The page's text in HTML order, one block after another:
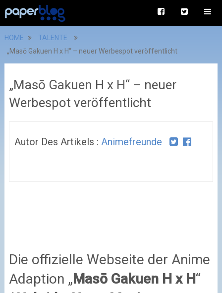
HOME
TALENTE
„Masō Gakuen H x H“ – neuer Werbespot veröffentlicht
„Masō Gakuen H x H“ – neuer
Werbespot veröffentlicht
Autor Des Artikels : Animefreunde
Die offizielle Webseite der Anime
Adaption „Masō Gakuen H x H“